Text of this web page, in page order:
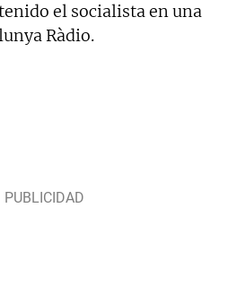
el socialista en una
Ràdio.